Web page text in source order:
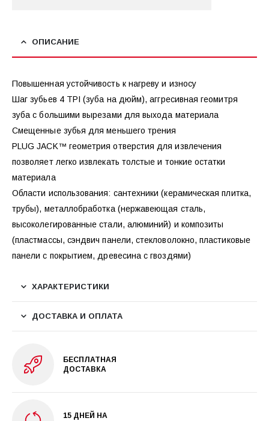
ОПИСАНИЕ
Повышенная устойчивость к нагреву и износу
Шаг зубьев 4 TPI (зуба на дюйм), аггресивная геомитря
зуба с большими вырезами для выхода материала
Смещенные зубья для меньшего трения
PLUG JACK™ геометрия отверстия для извлечения
позволяет легко извлекать толстые и тонкие остатки
материала
Области использования: сантехники (керамическая плитка,
трубы), металлобработка (нержавеющая сталь,
высоколегированные стали, алюминий) и композиты
(пластмассы, сэндвич панели, стекловолокно, пластиковые
панели с покрытием, древесина с гвоздями)
ХАРАКТЕРИСТИКИ
ДОСТАВКА И ОПЛАТА
БЕСПЛАТНАЯ
ДОСТАВКА
15 ДНЕЙ НА